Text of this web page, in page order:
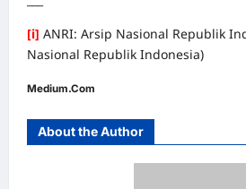
[i] ANRI: Arsip Nasional Republik
Nasional Republik Indonesia)
Medium.Com
About the Author